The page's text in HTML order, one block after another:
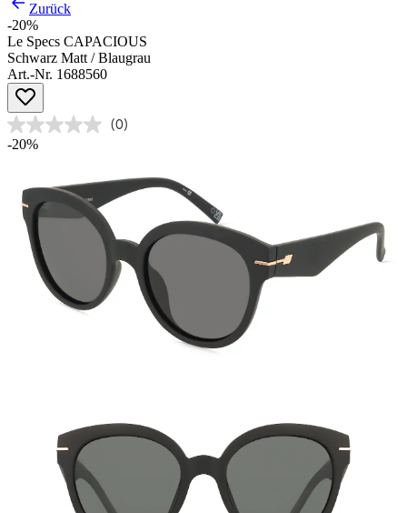
Zurück
-20%
Le Specs CAPACIOUS
Schwarz Matt / Blaugrau
Art.-Nr. 1688560
(0)
-20%